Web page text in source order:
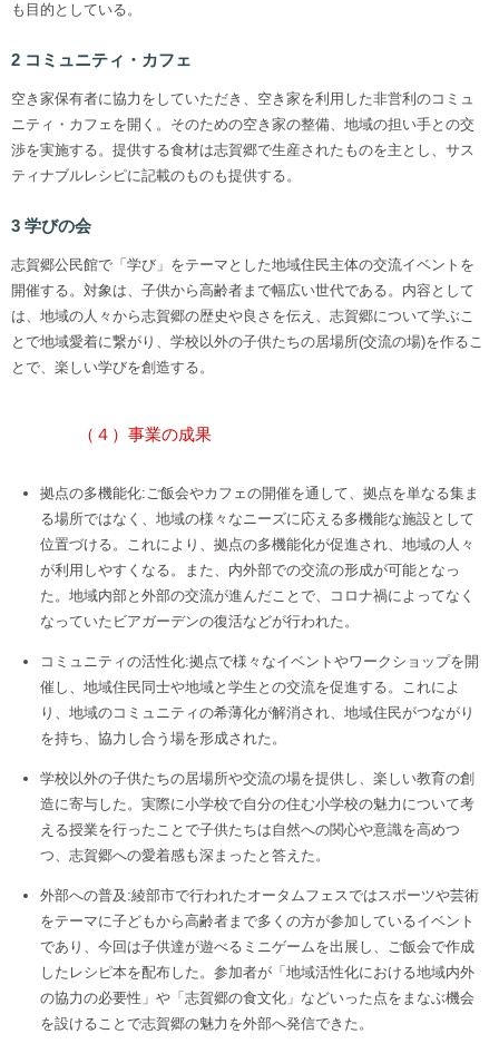
も目的としている。
2 コミュニティ・カフェ
空き家保有者に協力をしていただき、空き家を利用した非営利のコミュ
ニティ・カフェを開く。そのための空き家の整備、地域の担い手との交
渉を実施する。提供する食材は志賀郷で生産されたものを主とし、サス
ティナブルレシピに記載のものも提供する。
3 学びの会
志賀郷公民館で「学び」をテーマとした地域住民主体の交流イベントを
開催する。対象は、子供から高齢者まで幅広い世代である。内容として
は、地域の人々から志賀郷の歴史や良さを伝え、志賀郷について学ぶこ
とで地域愛着に繋がり、学校以外の子供たちの居場所(交流の場)を作るこ
とで、楽しい学びを創造する。
（４）事業の成果
拠点の多機能化:ご飯会やカフェの開催を通して、拠点を単なる集ま
る場所ではなく、地域の様々なニーズに応える多機能な施設として
位置づける。これにより、拠点の多機能化が促進され、地域の人々
が利用しやすくなる。また、内外部での交流の形成が可能となっ
た。地域内部と外部の交流が進んだことで、コロナ禍によってなく
なっていたビアガーデンの復活などが行われた。
コミュニティの活性化:拠点で様々なイベントやワークショップを開
催し、地域住民同士や地域と学生との交流を促進する。これによ
り、地域のコミュニティの希薄化が解消され、地域住民がつながり
を持ち、協力し合う場を形成された。
学校以外の子供たちの居場所や交流の場を提供し、楽しい教育の創
造に寄与した。実際に小学校で自分の住む小学校の魅力について考
える授業を行ったことで子供たちは自然への関心や意識を高めつ
つ、志賀郷への愛着感も深まったと答えた。
外部への普及:綾部市で行われたオータムフェスではスポーツや芸術
をテーマに子どもから高齢者まで多くの方が参加しているイベント
であり、今回は子供達が遊べるミニゲームを出展し、ご飯会で作成
したレシピ本を配布した。参加者が「地域活性化における地域内外
の協力の必要性」や「志賀郷の食文化」などいった点をまなぶ機会
を設けることで志賀郷の魅力を外部へ発信できた。